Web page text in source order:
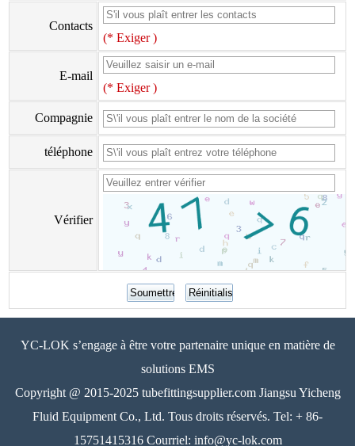
Contacts
(* Exiger )
E-mail
(* Exiger )
Compagnie
téléphone
Vérifier
YC-LOK s’engage à être votre partenaire unique en matière de
solutions EMS
Copyright @ 2015-2025 tubefittingsupplier.com Jiangsu Yicheng
Fluid Equipment Co., Ltd. Tous droits réservés. Tel: + 86-
15751415316 Courriel: info@yc-lok.com